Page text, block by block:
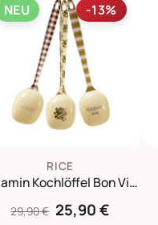
NEU -13%
RICE
Melamin Kochlöffel Bon Vivant 3er
29,90 € 25,90 €